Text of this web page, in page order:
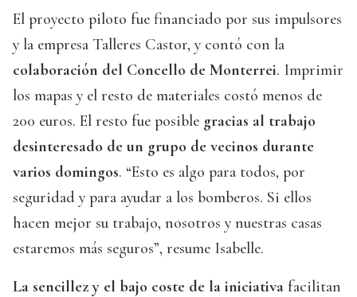
El proyecto piloto fue financiado por sus impulsores
y la empresa Talleres Castor, y contó con la
colaboración del Concello de Monterrei. Imprimir
los mapas y el resto de materiales costó menos de
200 euros. El resto fue posible gracias al trabajo
desinteresado de un grupo de vecinos durante
varios domingos. “Esto es algo para todos, por
seguridad y para ayudar a los bomberos. Si ellos
hacen mejor su trabajo, nosotros y nuestras casas
estaremos más seguros”, resume Isabelle.
La sencillez y el bajo coste de la iniciativa facilitan